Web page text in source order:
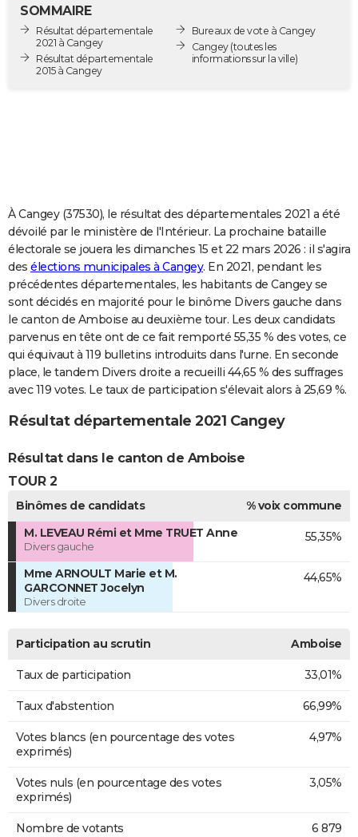
Destinations
City break
Voyage nature
Voyage de noces
Forum
Climat
GUIDES D'ACHAT
COPAINS D'AVANT
S'inscrire
Se connecter
Lycées
Collèges
Primaires
Universités
Entreprises
Service militaire
Avis de recherche
AVIS DE DÉCÈS
FORUM
Bricolage
Lifestyle
Culture
Sport
Auto
Television
Voyage
Cinema
SOMMAIRE
Résultat départementale
2021 à Cangey
Résultat départementale
2015 à Cangey
Bureaux de vote à Cangey
Cangey(toutes les
informations sur la ville)
À Cangey (37530), le résultat des départementales 2021 a été
dévoilé par le ministère de l'Intérieur. La prochaine bataille
électorale se jouera les dimanches 15 et 22 mars 2026 : il s'agira
des élections municipales à Cangey. En 2021, pendant les
précédentes départementales, les habitants de Cangey se
sont décidés en majorité pour le binôme Divers gauche dans
le canton de Amboise au deuxième tour. Les deux candidats
parvenus en tête ont de ce fait remporté 55,35 % des votes, ce
qui équivaut à 119 bulletins introduits dans l'urne. En seconde
place, le tandem Divers droite a recueilli 44,65 % des suffrages
avec 119 votes. Le taux de participation s'élevait alors à 25,69 %.
Résultat départementale 2021 Cangey
Résultat dans le canton de Amboise
TOUR 2
Binômes de candidats
% voix commune
M. LEVEAU Rémi et Mme TRUET Anne
Divers gauche
55,35%
Mme ARNOULT Marie et M.
GARCONNET Jocelyn
Divers droite
44,65%
Participation au scrutin Amboise
Taux de participation 33,01%
Taux d'abstention 66,99%
Votes blancs (en pourcentage des votes
exprimés)
4,97%
Votes nuls (en pourcentage des votes
exprimés)
3,05%
Nombre de votants 6 879